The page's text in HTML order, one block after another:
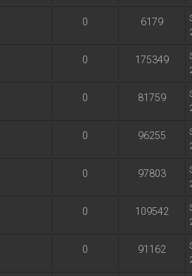
0 6179
0 175349
0 81759
0 96255
0 97803
0 109542
0 91162